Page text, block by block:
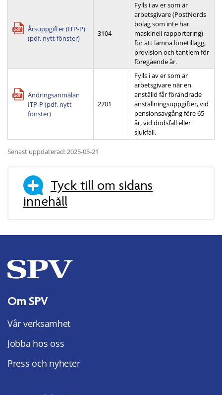
Årsuppgifter (ITP-P)
(pdf, nytt fönster)
3104
Fylls i av er som är
arbetsgivare (PostNords
bolag som inte har
maskinell rapportering)
för att lämna lönetillägg,
provision och tantiem för
föregående år.
Ändringsanmälan
ITP-P (pdf, nytt
fönster)
2701
Fylls i av er som är
arbetsgivare när en
anställd får förändrade
anställningsuppgifter, vid
pensionsavgång före 65
år, vid dödsfall eller
sjukfall.
Senast uppdaterad: 2025-05-21
Tyck till om sidans
innehåll
Om SPV
Vår verksamhet
Jobba hos oss
Press och nyheter